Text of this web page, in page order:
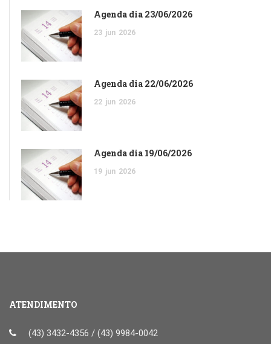
Agenda dia 23/06/2026
23 jun 2026
Agenda dia 22/06/2026
22 jun 2026
Agenda dia 19/06/2026
19 jun 2026
ATENDIMENTO
(43) 3432-4356 / (43) 9984-0042